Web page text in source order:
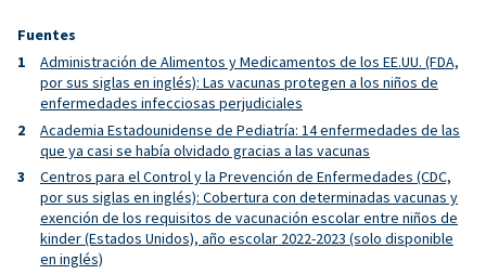
Fuentes
Administración de Alimentos y Medicamentos de los EE.UU. (FDA,
por sus siglas en inglés): Las vacunas protegen a los niños de
enfermedades infecciosas perjudiciales
Academia Estadounidense de Pediatría: 14 enfermedades de las
que ya casi se había olvidado gracias a las vacunas
Centros para el Control y la Prevención de Enfermedades (CDC,
por sus siglas en inglés): Cobertura con determinadas vacunas y
exención de los requisitos de vacunación escolar entre niños de
kinder (Estados Unidos), año escolar 2022-2023 (solo disponible
en inglés)